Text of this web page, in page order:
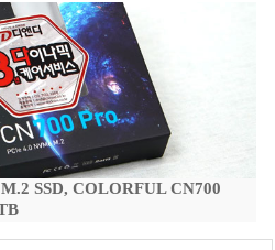
SSD, COLORFUL CN700